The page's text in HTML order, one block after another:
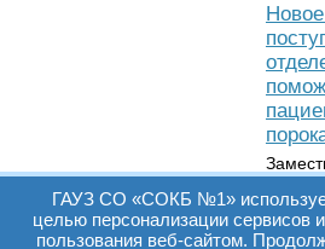
ГАУЗ СО «СОКБ №1»
целью персонализации сервисов
пользования веб-сайтом.